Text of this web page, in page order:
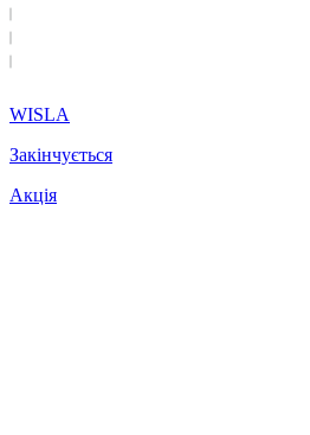
WISLA
Закінчується
Акція